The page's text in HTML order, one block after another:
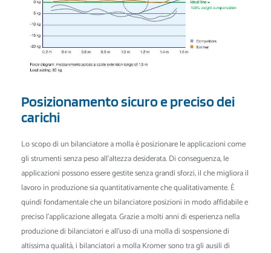
Posizionamento sicuro e preciso dei
carichi
Lo scopo di un bilanciatore a molla è posizionare le applicazioni come
gli strumenti senza peso all'altezza desiderata. Di conseguenza, le
applicazioni possono essere gestite senza grandi sforzi, il che migliora il
lavoro in produzione sia quantitativamente che qualitativamente. È
quindi fondamentale che un bilanciatore posizioni in modo affidabile e
preciso l'applicazione allegata. Grazie a molti anni di esperienza nella
produzione di bilanciatori e all'uso di una molla di sospensione di
altissima qualità, i bilanciatori a molla Kromer sono tra gli ausili di